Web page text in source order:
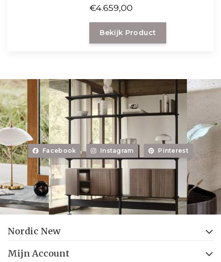
beschikbaar in metaal of massief
hout en een aantal
geselecteerde stofgroepen om
uit te kiezen.
€4.659,00
Bekijk Product
Facebook Instagram Pinterest
Nordic New
Mijn Account